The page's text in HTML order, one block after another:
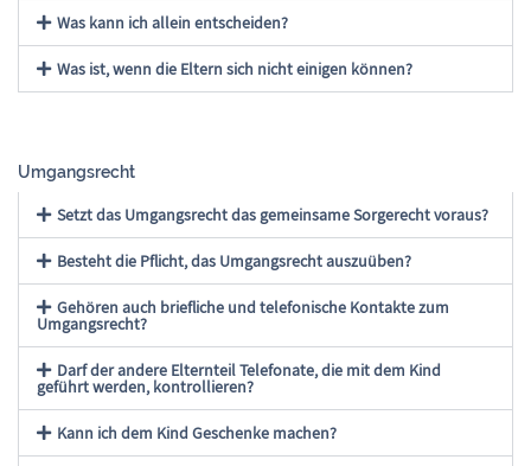
Was kann ich allein entscheiden?
Was ist, wenn die Eltern sich nicht einigen können?
Umgangsrecht
Setzt das Umgangsrecht das gemeinsame Sorgerecht voraus?
Besteht die Pflicht, das Umgangsrecht auszuüben?
Gehören auch briefliche und telefonische Kontakte zum
Umgangsrecht?
Darf der andere Elternteil Telefonate, die mit dem Kind
geführt werden, kontrollieren?
Kann ich dem Kind Geschenke machen?